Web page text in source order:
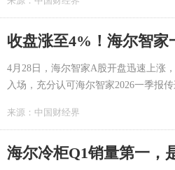
收盘涨至4%！海尔智家
4月28日，海尔智家A股开盘迅速上涨
入场，充分认可海尔智家2026一季报
来源： 中国财经界
海尔冷柜Q1销量第一，